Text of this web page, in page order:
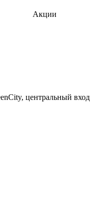
Акции
центральный вход